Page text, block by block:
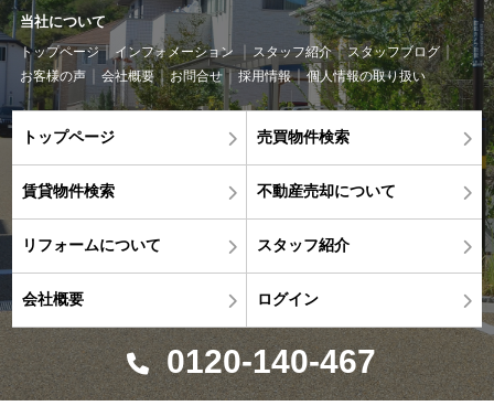
当社について
トップページ インフォメーション スタッフ紹介
スタッフブログ
お客様の声
会社概要 お問合せ 採用情報 個人情報の取り扱い
トップページ 売買物件検索
賃貸物件検索 不動産売却について
リフォームについて スタッフ紹介
会社概要 ログイン
0120-140-467